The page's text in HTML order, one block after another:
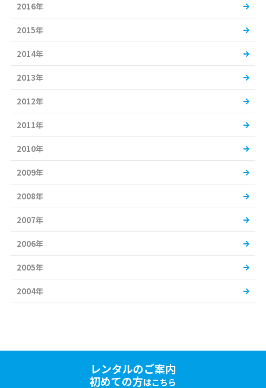
2016年
2015年
2014年
2013年
2012年
2011年
2010年
2009年
2008年
2007年
2006年
2005年
2004年
レンタルのご案内
初めての方はこちら